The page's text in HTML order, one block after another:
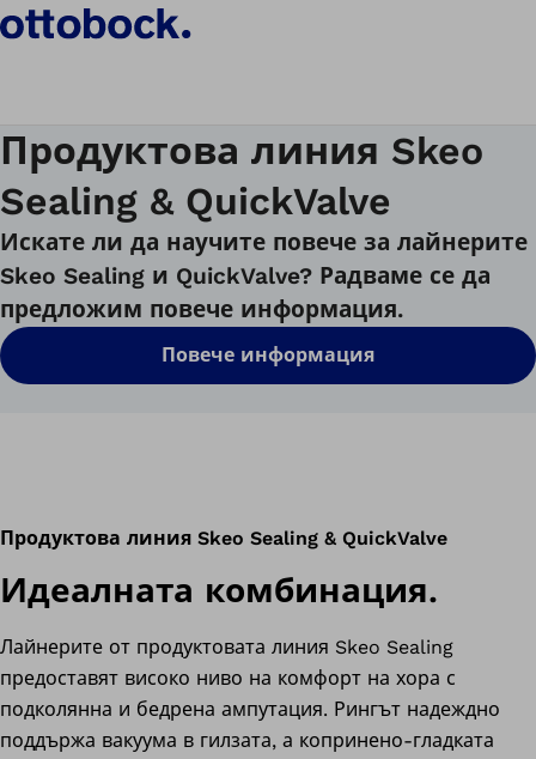
Продуктова линия Skeo
Sealing & QuickValve
Искате ли да научите повече за лайнерите
Skeo Sealing и QuickValve? Радваме се да
предложим повече информация.
Повече информация
Продуктова линия Skeo Sealing & QuickValve
Идеалната комбинация.
Лайнерите от продуктовата линия Skeo Sealing
предоставят високо ниво на комфорт на хора с
подколянна и бедрена ампутация. Рингът надеждно
поддържа вакуума в гилзата, а копринено-гладката